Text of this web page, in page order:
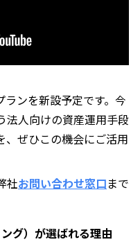
ンを新設予定です。今
法人向けの資産運用手段
、ぜひこの機会にご活用
社お問い合わせ窓口まで
グ）が選ばれる理由